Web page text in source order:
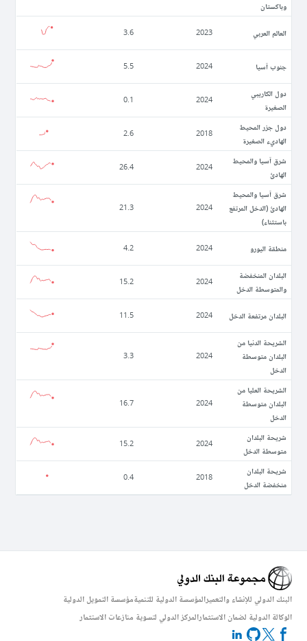
وباكستان
العالم العربي 2023
3.6
جنوب آسيا 2024
5.5
دول الكاريبي
الصغيرة
2024
0.1
دول جزر المحيط
الهاديء الصغيرة
2018
2.6
شرق آسيا والمحيط
الهادئ
2024
26.4
شرق آسيا والمحيط
الهادئ (الدخل المرتفع
باستثناء)
2024
21.3
منطقة اليورو 2024
4.2
البلدان المنخفضة
والمتوسطة الدخل
2024
15.2
البلدان مرتفعة الدخل 2024
11.5
الشريحة الدنيا من
البلدان متوسطة
الدخل
2024
3.3
الشريحة العليا من
البلدان متوسطة
الدخل
2024
16.7
شريحة البلدان
متوسطة الدخل
2024
15.2
شريحة البلدان
منخفضة الدخل
2018
0.4
البنك الدولي للإنشاء والتعميرالمؤسسة الدولية للتنميةمؤسسة التمويل الدولية
الوكالة الدولية لضمان الاستثمارالمركز الدولي لتسوية منازعات الاستثمار